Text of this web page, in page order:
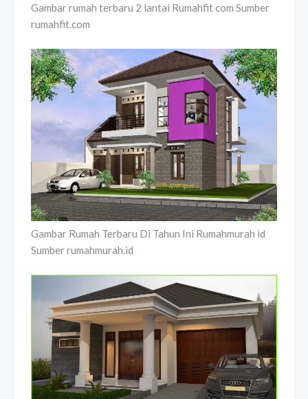
Gambar rumah terbaru 2 lantai Rumahfit com Sumber
rumahfit.com
Gambar Rumah Terbaru Di Tahun Ini Rumahmurah id
Sumber rumahmurah.id